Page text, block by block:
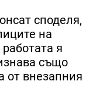
споделя,
на
я
също
от внезапния